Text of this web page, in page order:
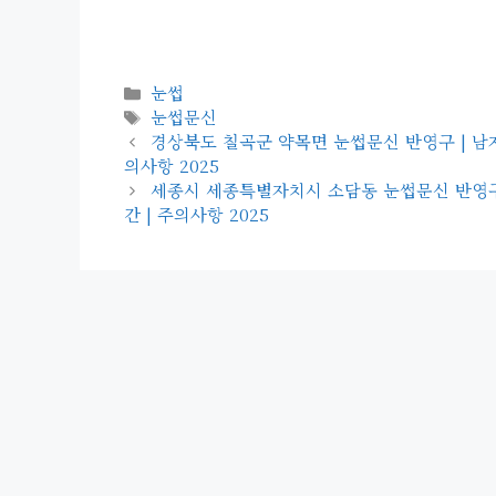
카
테
고
리
눈썹
태
그
눈썹문신
경상북도 칠곡군 약목면 눈썹문신 반영구 |
의사항 2025
세종시 세종특별자치시 소담동 눈썹문신 반
간 | 주의사항 2025